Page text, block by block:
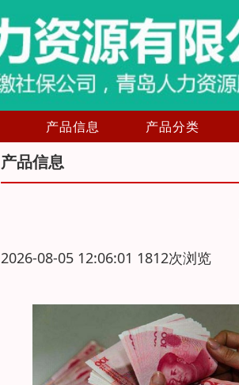
产品信息 产品分类
产品信息
2026-08-05 12:06:01 1812次浏览